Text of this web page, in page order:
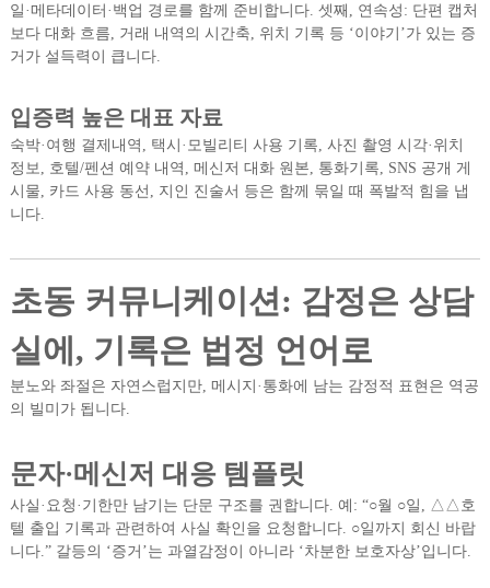
일·메타데이터·백업 경로를 함께 준비합니다. 셋째, 연속성: 단편 캡처
보다 대화 흐름, 거래 내역의 시간축, 위치 기록 등 ‘이야기’가 있는 증
거가 설득력이 큽니다.
입증력 높은 대표 자료
숙박·여행 결제내역, 택시·모빌리티 사용 기록, 사진 촬영 시각·위치
정보, 호텔/펜션 예약 내역, 메신저 대화 원본, 통화기록, SNS 공개 게
시물, 카드 사용 동선, 지인 진술서 등은 함께 묶일 때 폭발적 힘을 냅
니다.
초동 커뮤니케이션: 감정은 상담
실에, 기록은 법정 언어로
분노와 좌절은 자연스럽지만, 메시지·통화에 남는 감정적 표현은 역공
의 빌미가 됩니다.
문자·메신저 대응 템플릿
사실·요청·기한만 남기는 단문 구조를 권합니다. 예: “○월 ○일, △△호
텔 출입 기록과 관련하여 사실 확인을 요청합니다. ○일까지 회신 바랍
니다.” 갈등의 ‘증거’는 과열감정이 아니라 ‘차분한 보호자상’입니다.